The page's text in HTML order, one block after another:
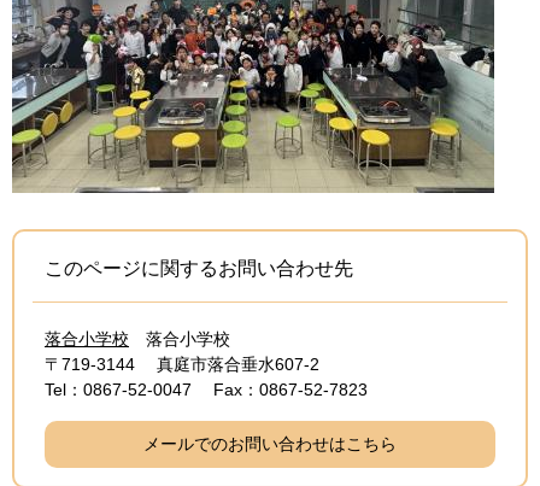
このページに関するお問い合わせ先
落合小学校
落合小学校
〒719-3144
真庭市落合垂水607-2
Tel：0867-52-0047
Fax：0867-52-7823
メールでのお問い合わせはこちら